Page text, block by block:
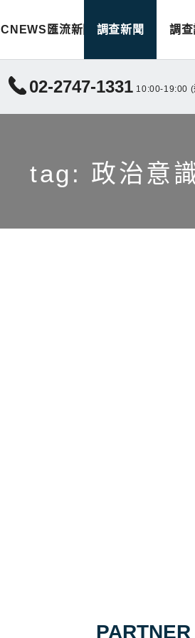
CNEWS匯流新聞 調查新聞 調
02-2747-1331 10:00-19:00 (
tag: 政治意
PARTNER